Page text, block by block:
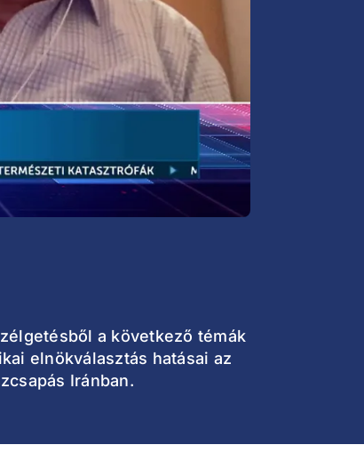
a következő témák
elnökválasztás hatásai az
Iránban.